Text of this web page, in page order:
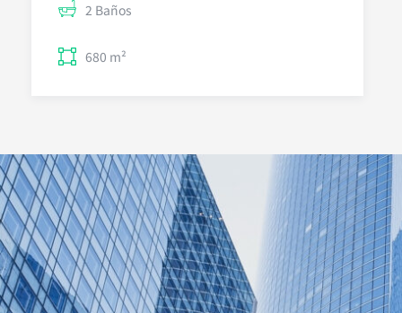
2 Baños
680 m²